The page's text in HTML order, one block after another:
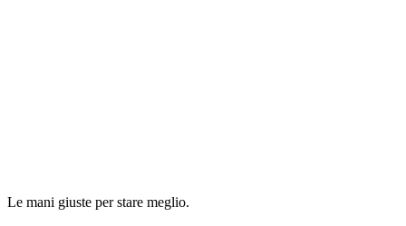
Le mani giuste per stare meglio.